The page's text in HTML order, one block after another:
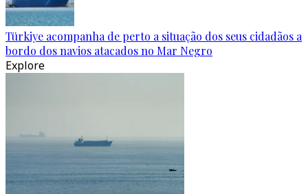
Türkiye acompanha de perto a situação dos seus cidadãos a
bordo dos navios atacados no Mar Negro
Explore